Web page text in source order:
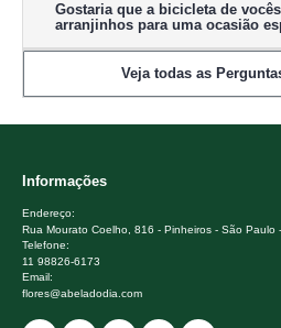
Gostaria que a bicicleta de
arranjinhos para uma ocasião
Veja todas as
Informações
Endereço:
Rua Mourato Coelho, 816 - Pinheiros - São Paulo
Telefone:
11 98826-6173
Email:
flores@abeladodia.com